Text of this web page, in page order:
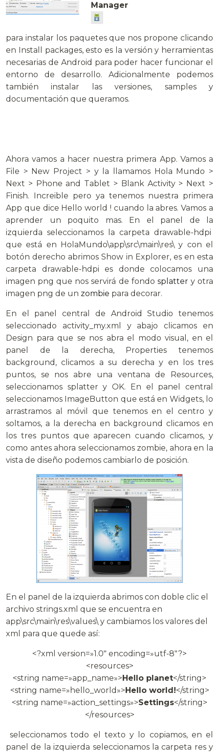
Manager
para instalar los paquetes que nos propone clicando
en Install packages, esto es la versión y herramientas
necesarias de Android para poder hacer funcionar el
entorno de desarrollo. Adicionalmente podemos
también instalar las versiones, samples y
documentación que queramos.
Ahora vamos a hacer nuestra primera App. Vamos a
File > New Project > y la llamamos Hola Mundo >
Next > Phone and Tablet > Blank Activity > Next >
Finish. Increible pero ya tenemos nuestra primera
App que dice Hello world ! cuando la abres. Vamos a
aprender un poquito mas. En el panel de la
izquierda seleccionamos la carpeta drawable-hdpi
que está en HolaMundo\app\src\main\res\ y con el
botón derecho abrimos Show in Explorer, es en esta
carpeta drawable-hdpi es donde colocamos una
imagen png que nos servirá de fondo splattery otra
imagen png de un zombie para decorar.
En el panel central de Android Studio tenemos
seleccionado activity_my.xml y abajo clicamos en
Design para que se nos abra el modo visual, en el
panel de la derecha, Properties tenemos
background, clicamos a su derecha y en los tres
puntos, se nos abre una ventana de Resources,
seleccionamos splatter y OK. En el panel central
seleccionamos ImageButton que está en Widgets, lo
arrastramos al móvil que tenemos en el centro y
soltamos, a la derecha en background clicamos en
los tres puntos que aparecen cuando clicamos, y
como antes ahora seleccionamos zombie, ahora en la
vista de diseño podemos cambiarlo de posición.
En el panel de la izquierda abrimos con doble clic el
archivo strings.xml que se encuentra en
app\src\main\res\values\ y cambiamos los valores del
xml para que quede así:
<?xml version=»1.0″ encoding=»utf-8″?>
<resources>
<string name=»app_name»> Hello planet</string>
<string name=»hello_world»> Hello world!</string>
<string name=»action_settings»>Settings</string>
</resources>
seleccionamos todo el texto y lo copiamos, en el
panel de la izquierda seleccionamos la carpeta res y